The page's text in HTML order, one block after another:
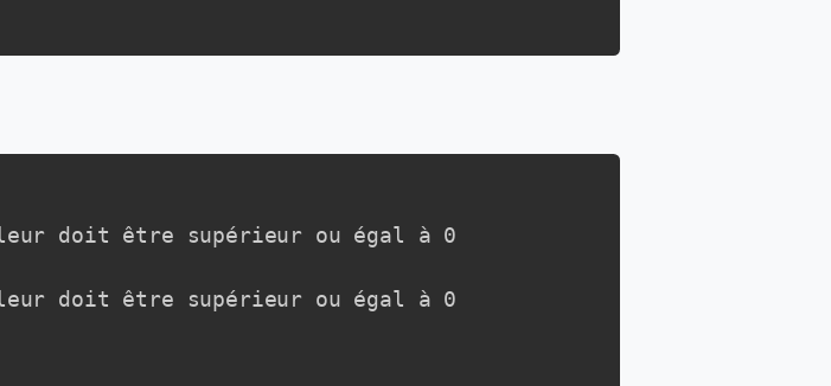
doit être supérieur ou égal à 0
doit être supérieur ou égal à 0